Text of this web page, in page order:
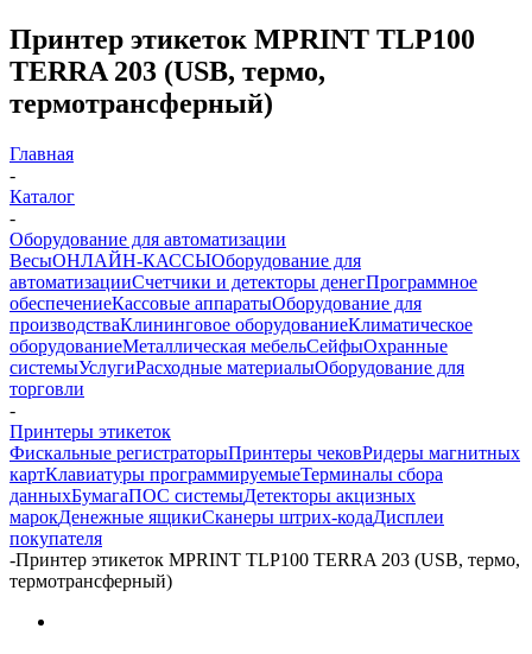
Принтер этикеток MPRINT TLP100
TERRA 203 (USB, термо,
термотрансферный)
Главная
-
Каталог
-
Оборудование для автоматизации
ВесыОНЛАЙН-КАССЫОборудование для
автоматизацииСчетчики и детекторы денегПрограммное
обеспечениеКассовые аппаратыОборудование для
производстваКлининговое оборудованиеКлиматическое
оборудованиеМеталлическая мебельСейфыОхранные
системыУслугиРасходные материалыОборудование для
торговли
-
Принтеры этикеток
Фискальные регистраторыПринтеры чековРидеры магнитных
картКлавиатуры программируемыеТерминалы сбора
данныхБумагаПОС системыДетекторы акцизных
марокДенежные ящикиСканеры штрих-кодаДисплеи
покупателя
-Принтер этикеток MPRINT TLP100 TERRA 203 (USB, термо,
термотрансферный)